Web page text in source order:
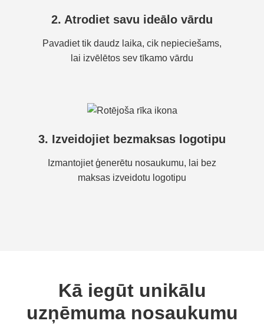
2. Atrodiet savu ideālo vārdu
Pavadiet tik daudz laika, cik nepieciešams,
lai izvēlētos sev tīkamo vārdu
3. Izveidojiet bezmaksas logotipu
Izmantojiet ģenerētu nosaukumu, lai bez
maksas izveidotu logotipu
Kā iegūt unikālu
uzņēmuma nosaukumu